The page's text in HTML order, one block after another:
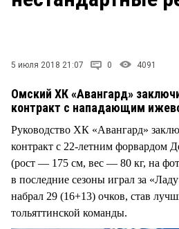
5 июля 2018 21:07 0 4091
Омский ХК «Авангард»
контракт с нападающим
Руководство ХК «Авангард»
контракт с 22-летним
(рост — 175 см, вес — 80 кг, на
в последние сезоны играл за
набрал 29 (16+13) очков, став
тольяттинской команды.